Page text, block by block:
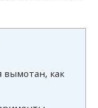
вымотан, как